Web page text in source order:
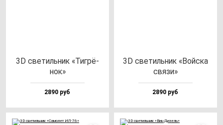
3D све­тиль­ник «Тиг­рё­
нок»
2890 руб
3D све­тиль­ник «Вой­ска
свя­зи»
2890 руб